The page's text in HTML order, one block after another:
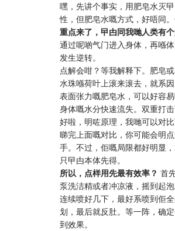
嘿，先讲个事实，用肥皂水灭
性，但肥皂水嘅方式，好唔同
重点来了，曱甴同我哋人类有
通过呢啲气门进入身体，再喺
发生逆转。
点解会咁？等我解释下。肥皂
水珠喺荷叶上滚来滚去，就系
表面张力嘅肥皂水，可以好容
身体嘅水分快速流失。双重打
好啦，明咗原理，我哋可以对
睇完上面嘅对比，你可能会明
手。不过，佢嘅局限都好明显
只曱甴本体先得。
所以，点样用先最有效率？ 首
泵洗洁精或者冲凉液，摇到起
连续喷好几下，最好系喷到佢
划，最后就反肚。等一阵，确
到效果。